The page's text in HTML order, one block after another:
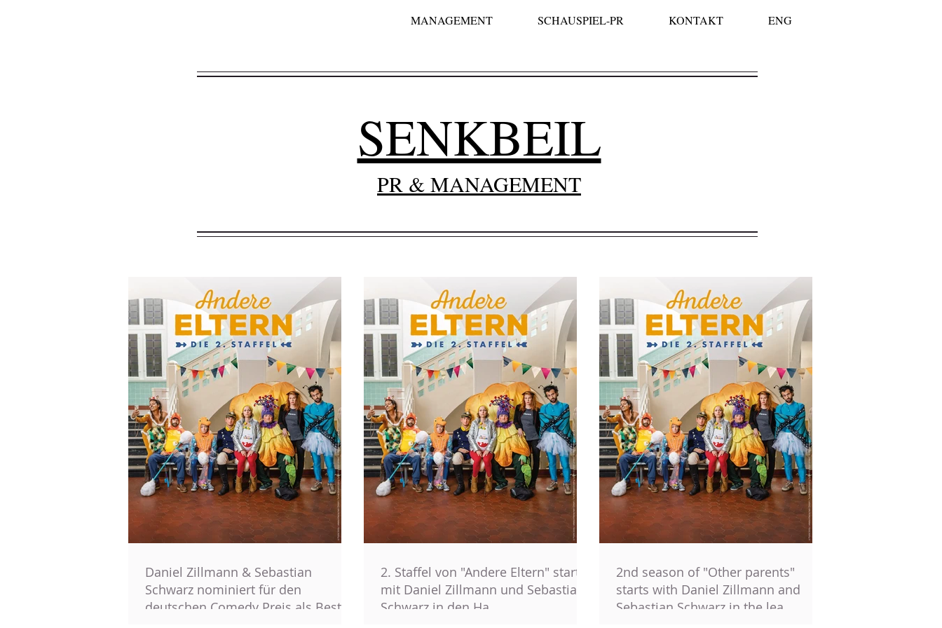
MANAGEMENT SCHAUSPIEL-PR KONTAKT ENG
SENKBEIL
PR & MANAGEMENT
Daniel Zillmann & Sebastian
Schwarz nominiert für den
deutschen Comedy Preis als Beste
2. Staffel von "Andere Eltern" startet
mit Daniel Zillmann und Sebastian
Schwarz in den Ha
2nd season of "Other parents"
starts with Daniel Zillmann and
Sebastian Schwarz in the lea